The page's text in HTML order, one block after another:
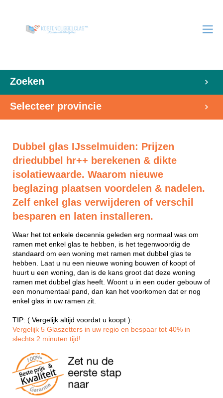
Zoeken
Selecteer provincie
Dubbel glas IJsselmuiden: Prijzen
driedubbel hr++ berekenen & dikte
isolatiewaarde. Waarom nieuwe
beglazing plaatsen voordelen & nadelen.
Zelf enkel glas verwijderen of verschil
besparen en laten installeren.
Waar het tot enkele decennia geleden erg normaal was om
ramen met enkel glas te hebben, is het tegenwoordig de
standaard om een woning met ramen met dubbel glas te
hebben. Laat u nu een nieuwe woning bouwen of koopt of
huurt u een woning, dan is de kans groot dat deze woning
ramen met dubbel glas heeft. Woont u in een ouder gebouw of
een monumentaal pand, dan kan het voorkomen dat er nog
enkel glas in uw ramen zit.
TIP: ( Vergelijk altijd voordat u koopt ):
Vergelijk 5 Glaszetters in uw regio en bespaar tot 40% in
slechts 2 minuten tijd!